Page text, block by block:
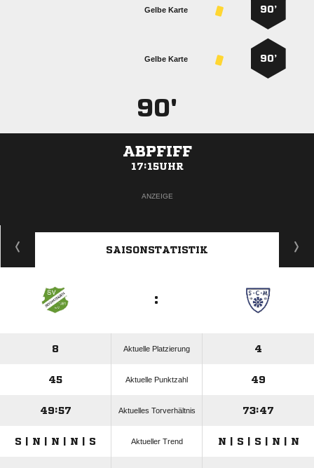
90’
Gelbe Karte
90’
Gelbe Karte
90'
ABPFIFF
17:15UHR
ANZEIGE
SAISONSTATISTIK
:
8 Aktuelle Platzierung 4
45 Aktuelle Punktzahl 49
49:57 Aktuelles Torverhältnis 73:47
S | N | N | N | S Aktueller Trend N | S | S | N | N